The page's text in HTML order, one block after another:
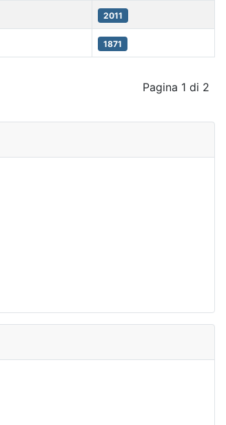
2011
1871
Pagina 1 di 2